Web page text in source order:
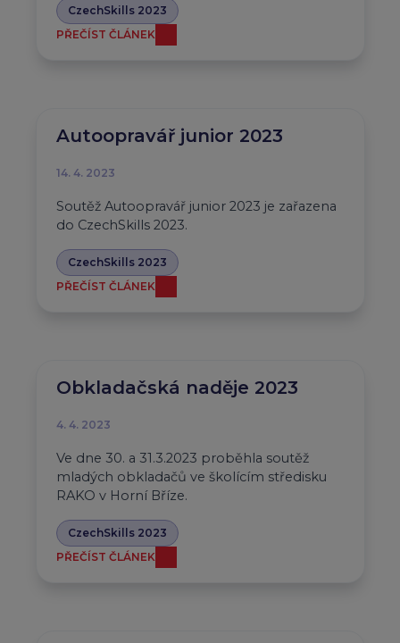
CzechSkills 2023
PŘEČÍST ČLÁNEK
Autoopravář junior 2023
14. 4. 2023
Soutěž Autoopravář junior 2023 je zařazena
do CzechSkills 2023.
CzechSkills 2023
PŘEČÍST ČLÁNEK
Obkladačská naděje 2023
4. 4. 2023
Ve dne 30. a 31.3.2023 proběhla soutěž
mladých obkladačů ve školícím středisku
RAKO v Horní Bříze.
CzechSkills 2023
PŘEČÍST ČLÁNEK